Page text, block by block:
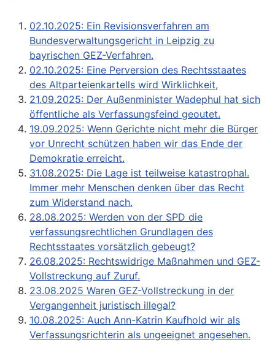
02.10.2025: Ein Revisionsverfahren am
Bundesverwaltungsgericht in Leipzig zu
bayrischen GEZ-Verfahren.
02.10.2025: Eine Perversion des Rechtsstaates
des Altparteienkartells wird Wirklichkeit,
21.09.2025: Der Außenminister Wadephul hat sich
öffentliche als Verfassungsfeind geoutet.
19.09.2025: Wenn Gerichte nicht mehr die Bürger
vor Unrecht schützen haben wir das Ende der
Demokratie erreicht.
31.08.2025: Die Lage ist teilweise katastrophal.
Immer mehr Menschen denken über das Recht
zum Widerstand nach.
28.08.2025: Werden von der SPD die
verfassungsrechtlichen Grundlagen des
Rechtsstaates vorsätzlich gebeugt?
26.08.2025: Rechtswidrige Maßnahmen und GEZ-
Vollstreckung auf Zuruf.
23.08.2025 Waren GEZ-Vollstreckung in der
Vergangenheit juristisch illegal?
10.08.2025: Auch Ann-Katrin Kaufhold wir als
Verfassungsrichterin als ungeeignet angesehen.